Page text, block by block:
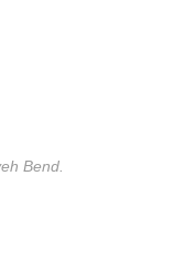
Bend.